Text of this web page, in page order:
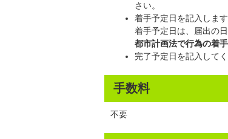
さい。
着手予定日を記入します
着手予定日は、届出の
都市計画法で行為の着
完了予定日を記入してく
手数料
不要